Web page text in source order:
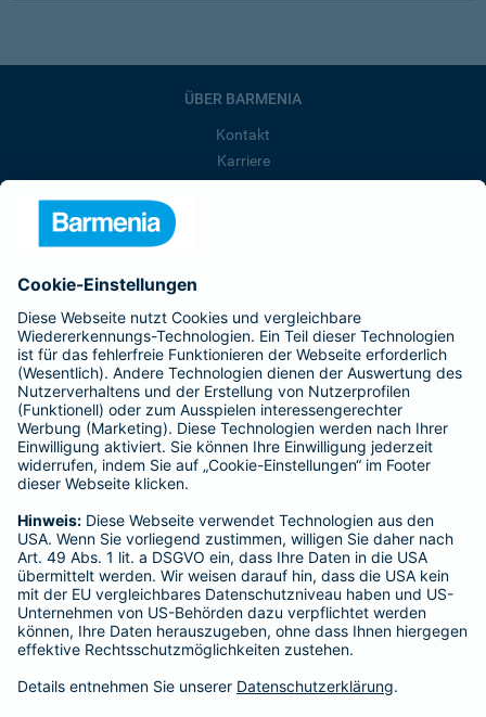
ÜBER BARMENIA
Kontakt
Karriere
Barmenia ist Teil der BarmeniaGothaer
BELIEBTE SEITEN
Kranken-Zusatzversicherung
Tierversicherungen
Haftpflichtversicherung
Hausratversicherung
Adresse ändern
Schaden melden
Kilometerstandsmeldung
Serviceübersicht